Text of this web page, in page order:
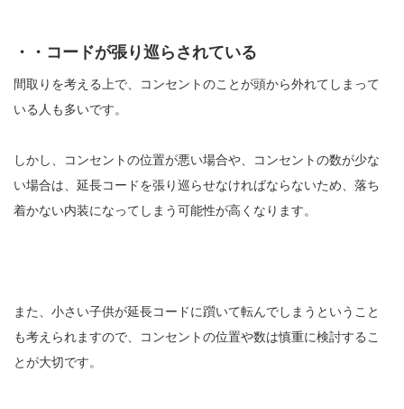
・・コードが張り巡らされている
間取りを考える上で、コンセントのことが頭から外れてしまって
いる人も多いです。
しかし、コンセントの位置が悪い場合や、コンセントの数が少な
い場合は、延長コードを張り巡らせなければならないため、落ち
着かない内装になってしまう可能性が高くなります。
また、小さい子供が延長コードに躓いて転んでしまうということ
も考えられますので、コンセントの位置や数は慎重に検討するこ
とが大切です。